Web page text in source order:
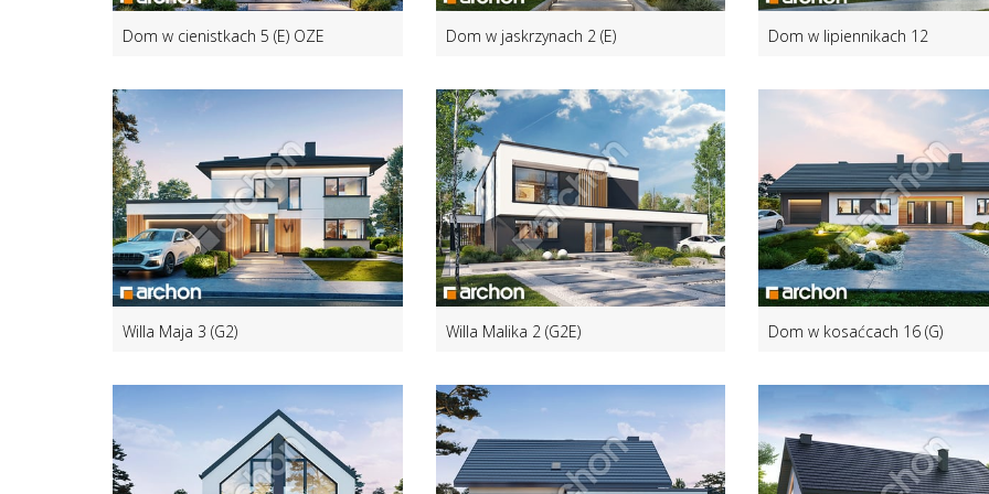
Dom w cienistkach 5 (E) OZE Dom w jaskrzynach 2 (E) Dom w lipiennikach 12
Willa Maja 3 (G2) Willa Malika 2 (G2E) Dom w kosaćcach 16 (G)